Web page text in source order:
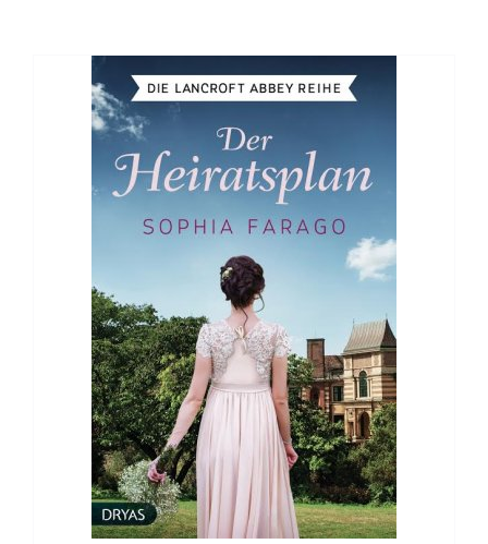
Sophie Berg
Sophia Rauchberg
Dr. Rauchberger
Bücher-Shop
WooCommerce Warenkorb